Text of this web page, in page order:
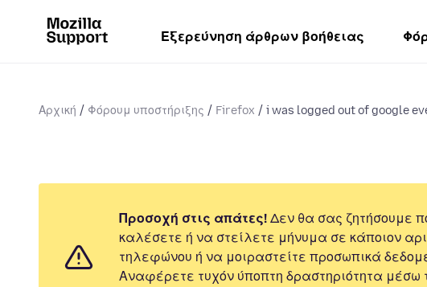
Εξερεύνηση άρθρων βοήθειας
Αρχική Φόρουμ υποστήριξης Firefox i was logged out of google
Προσοχή στις απάτες! Δεν θα σας ζητήσουμε
καλέσετε ή να στείλετε μήνυμα σε κάποιον
τηλεφώνου ή να μοιραστείτε προσωπικά
Αναφέρετε τυχόν ύποπτη δραστηριότητα μέσω